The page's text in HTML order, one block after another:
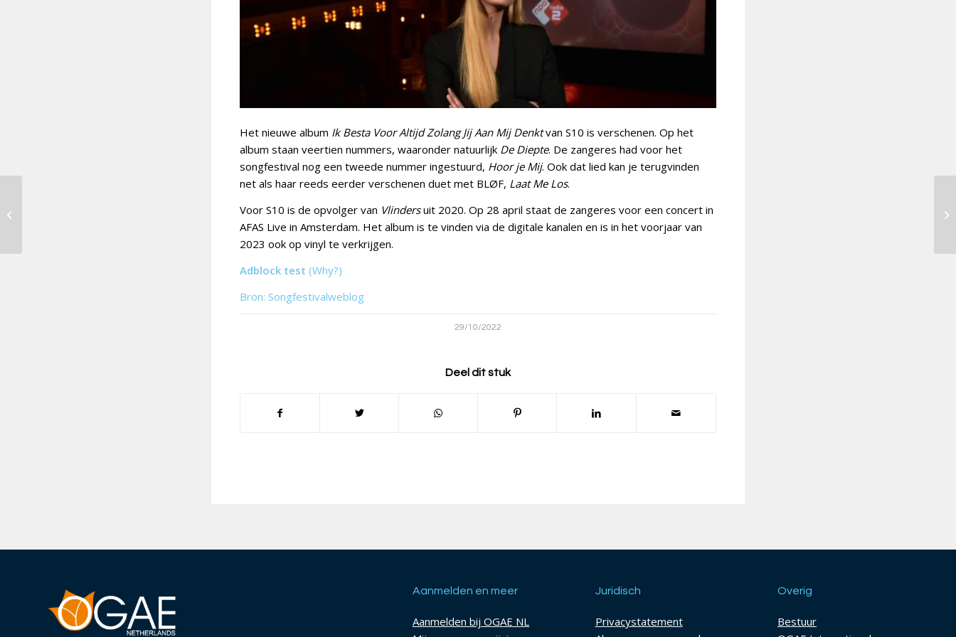
Het nieuwe album Ik Besta Voor Altijd Zolang Jij Aan Mij Denktvan S10 is verschenen. Op het
album staan veertien nummers, waaronder natuurlijk De Diepte. De zangeres had voor het
songfestival nog een tweede nummer ingestuurd, Hoor je Mij. Ook dat lied kan je terugvinden
net als haar reeds eerder verschenen duet met BLØF, Laat Me Los.
Voor S10 is de opvolger van Vlindersuit 2020. Op 28 april staat de zangeres voor een concert in
AFAS Live in Amsterdam. Het album is te vinden via de digitale kanalen en is in het voorjaar van
2023 ook op vinyl te verkrijgen.
Adblock test (Why?)
Bron: Songfestivalweblog
29/10/2022
Deel dit stuk
Aanmelden en meer
Aanmelden bij OGAE NL
Juridisch
Privacystatement
Overig
Bestuur